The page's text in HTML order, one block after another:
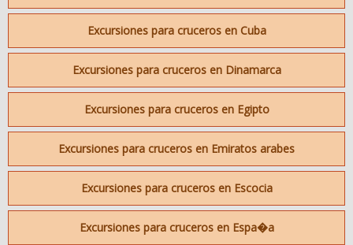
Excursiones para cruceros en Cuba
Excursiones para cruceros en Dinamarca
Excursiones para cruceros en Egipto
Excursiones para cruceros en Emiratos arabes
Excursiones para cruceros en Escocia
Excursiones para cruceros en Espa�a